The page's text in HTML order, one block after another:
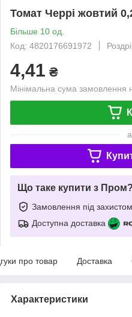
Томат Черрі жовтий
Більше 10 од.
Код: 4820176691972
4,41 ₴
Мінімальна сума замовлення
Що таке купити з Пром?
Замовлення під захистом
Доступна доставка
про товар Доставка
Характеристики